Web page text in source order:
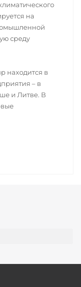
на
среду
находится в
– в
и Литве. В